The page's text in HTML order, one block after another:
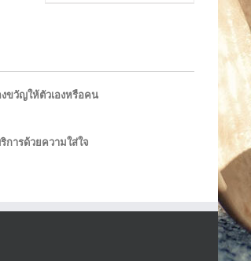
ขวัญให้ตัวเองหรือคน
การด้วยความใส่ใจ